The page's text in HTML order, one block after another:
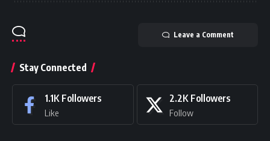
Leave a Comment
Stay Connected
1.1K Followers
Like
2.2K Followers
Follow